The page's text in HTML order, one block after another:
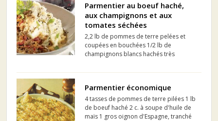
Parmentier au boeuf haché,
aux champignons et aux
tomates séchées
2,2 lb de pommes de terre pelées et
coupées en bouchées 1/2 lb de
champignons blancs hachés très
beurre demi-sel 750 g de boeuf haché
soupe de sauce Worcestersh...
Parmentier économique
4 tasses de pommes de terre pilées 1 lb
de boeuf haché 2 c. à soupe d'huile de
maïs 1 gros oignon d'Espagne, tranché